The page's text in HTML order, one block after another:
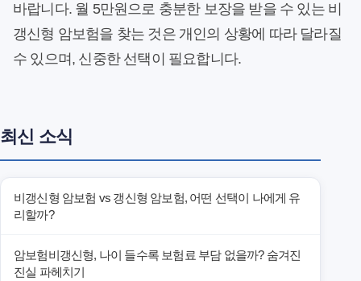
바랍니다. 월 5만원으로 충분한 보장을 받을 수 있는 비
갱신형 암보험을 찾는 것은 개인의 상황에 따라 달라질
수 있으며, 신중한 선택이 필요합니다.
최신 소식
비갱신형 암보험 vs 갱신형 암보험, 어떤 선택이 나에게 유
리할까?
암보험비갱신형, 나이 들수록 보험료 부담 없을까? 숨겨진
진실 파헤치기